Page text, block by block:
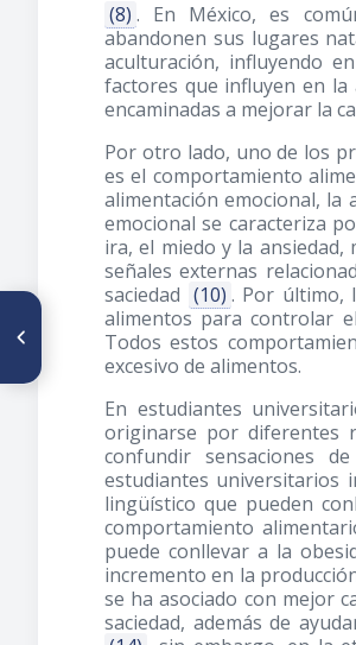
(8) . En México, es
abandonen sus lugares
aculturación, influyendo
factores que influyen en
encaminadas a mejorar la
Por otro lado, uno de los
es el comportamiento
alimentación emocional, la
emocional se caracteriza
ira, el miedo y la
señales externas
saciedad (10) . Por último,
alimentos para controlar
Todos estos
excesivo de alimentos.
En estudiantes
originarse por diferentes
confundir sensaciones
estudiantes universitarios
lingüístico que pueden
comportamiento
puede conllevar a la
incremento en la
se ha asociado con mejor
saciedad, además de
ARTÍCULO ANTERIOR
Desayunos dominicanos con
textura modificada para
pacientes con disfagia